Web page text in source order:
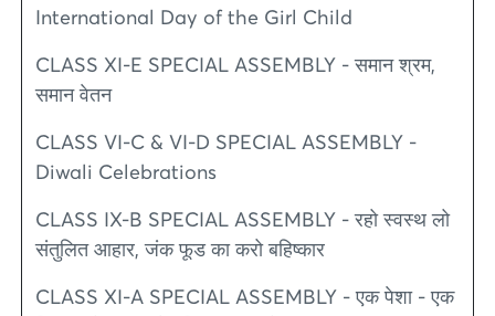
International Day of the Girl Child
CLASS XI-E SPECIAL ASSEMBLY - समान श्रम,
समान वेतन
CLASS VI-C & VI-D SPECIAL ASSEMBLY -
Diwali Celebrations
CLASS IX-B SPECIAL ASSEMBLY - रहो स्वस्थ लो
संतुलित आहार, जंक फूड का करो बहिष्कार
CLASS XI-A SPECIAL ASSEMBLY - एक पेशा - एक